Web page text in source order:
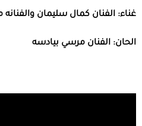
غناء: الفنان كمال سليمان
الحان: الفنان مرسي بيادسه